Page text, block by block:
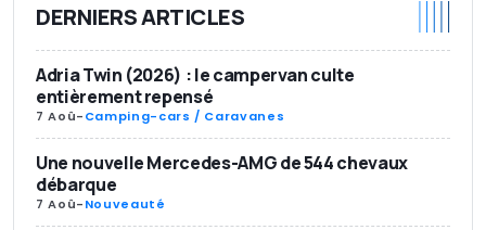
DERNIERS ARTICLES
Adria Twin (2026) : le campervan culte
entièrement repensé
7 Aoû-Camping-cars / Caravanes
Une nouvelle Mercedes-AMG de 544 chevaux
débarque
7 Aoû-Nouveauté